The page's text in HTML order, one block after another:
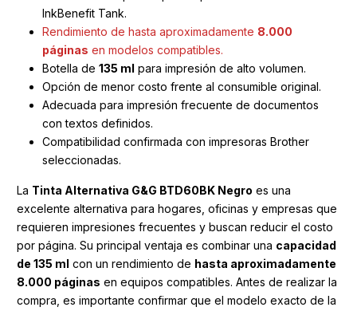
InkBenefit Tank.
Rendimiento de hasta aproximadamente 8.000
páginas en modelos compatibles.
Botella de 135 ml para impresión de alto volumen.
Opción de menor costo frente al consumible original.
Adecuada para impresión frecuente de documentos
con textos definidos.
Compatibilidad confirmada con impresoras Brother
seleccionadas.
La Tinta Alternativa G&G BTD60BK Negro es una
excelente alternativa para hogares, oficinas y empresas que
requieren impresiones frecuentes y buscan reducir el costo
por página. Su principal ventaja es combinar una capacidad
de 135 ml con un rendimiento de hasta aproximadamente
8.000 páginas en equipos compatibles. Antes de realizar la
compra, es importante confirmar que el modelo exacto de la